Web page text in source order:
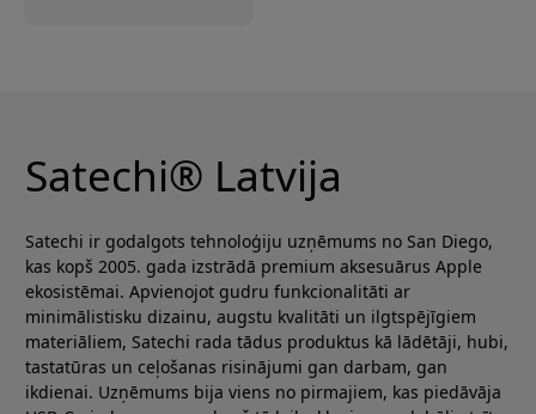
Satechi® Latvija
Satechi ir godalgots tehnoloģiju uzņēmums no San Diego,
kas kopš 2005. gada izstrādā premium aksesuārus Apple
ekosistēmai. Apvienojot gudru funkcionalitāti ar
minimālistisku dizainu, augstu kvalitāti un ilgtspējīgiem
materiāliem, Satechi rada tādus produktus kā lādētāji, hubi,
tastatūras un ceļošanas risinājumi gan darbam, gan
ikdienai. Uzņēmums bija viens no pirmajiem, kas piedāvāja